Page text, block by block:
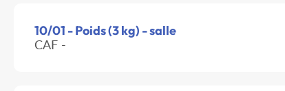
10/01 - Poids (3 kg) - salle
CAF -